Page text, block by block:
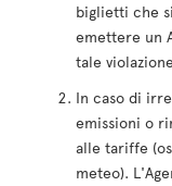
biglietti che
emettere un
tale
In caso di
emissioni o
alle tariffe
meteo).